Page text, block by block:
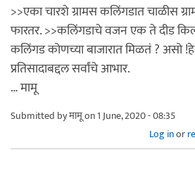
>>एका चारशे ग्रामस कलिंगडात चाळीस
फारतर. >>कलिंगडाचे वजन एक ते दीड
कलिंगड कोणच्या बाजारात मिळतं ?
प्रतिसादाबद्दल सर्वांचे आभार.
… मामू
Submitted byमामूon 1 June, 2020 - 08:35
Log inor